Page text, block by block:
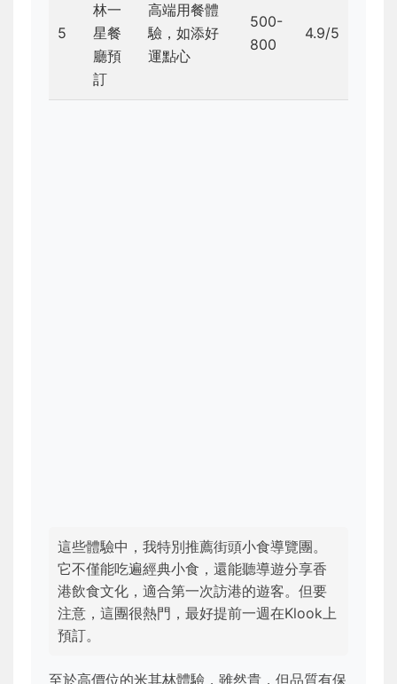
5
林一
星餐
廳預
訂
高端用餐體
驗，如添好
運點心
500-
800
4.9/5
這些體驗中，我特別推薦街頭小食導覽團。
它不僅能吃遍經典小食，還能聽導遊分享香
港飲食文化，適合第一次訪港的遊客。但要
注意，這團很熱門，最好提前一週在Klook上
預訂。
至於高價位的米其林體驗，雖然貴，但品質有保